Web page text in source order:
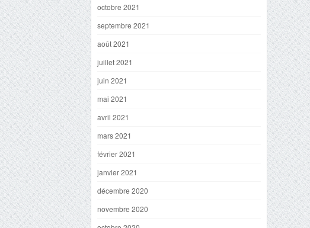
octobre 2021
septembre 2021
août 2021
juillet 2021
juin 2021
mai 2021
avril 2021
mars 2021
février 2021
janvier 2021
décembre 2020
novembre 2020